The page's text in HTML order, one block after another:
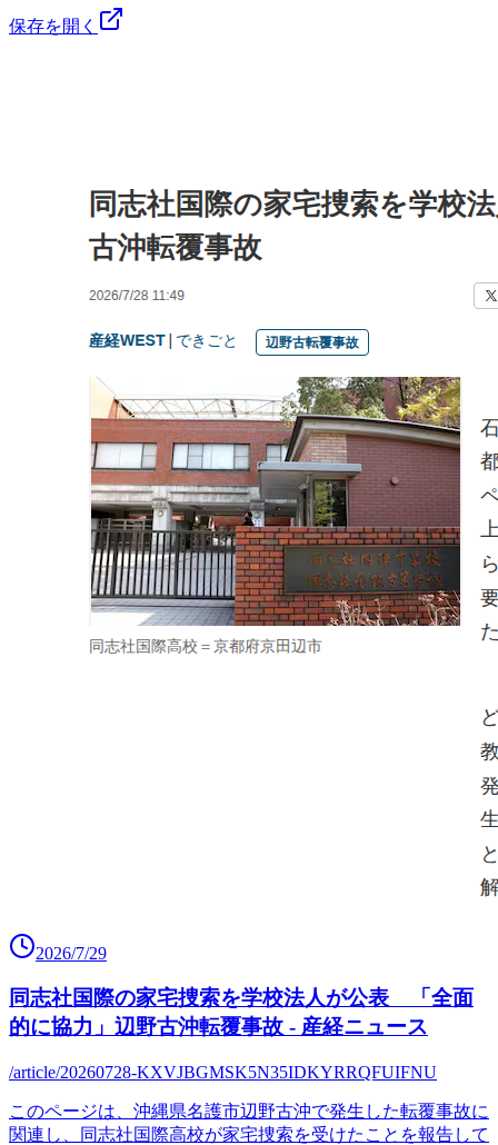
保存を開く
2026/7/29
同志社国際の家宅捜索を学校法人が公表 「全面
的に協力」辺野古沖転覆事故 - 産経ニュース
/article/20260728-KXVJBGMSK5N35IDKYRRQFUIFNU
このページは、沖縄県名護市辺野古沖で発生した転覆事故に
関連し、同志社国際高校が家宅捜索を受けたことを報告して